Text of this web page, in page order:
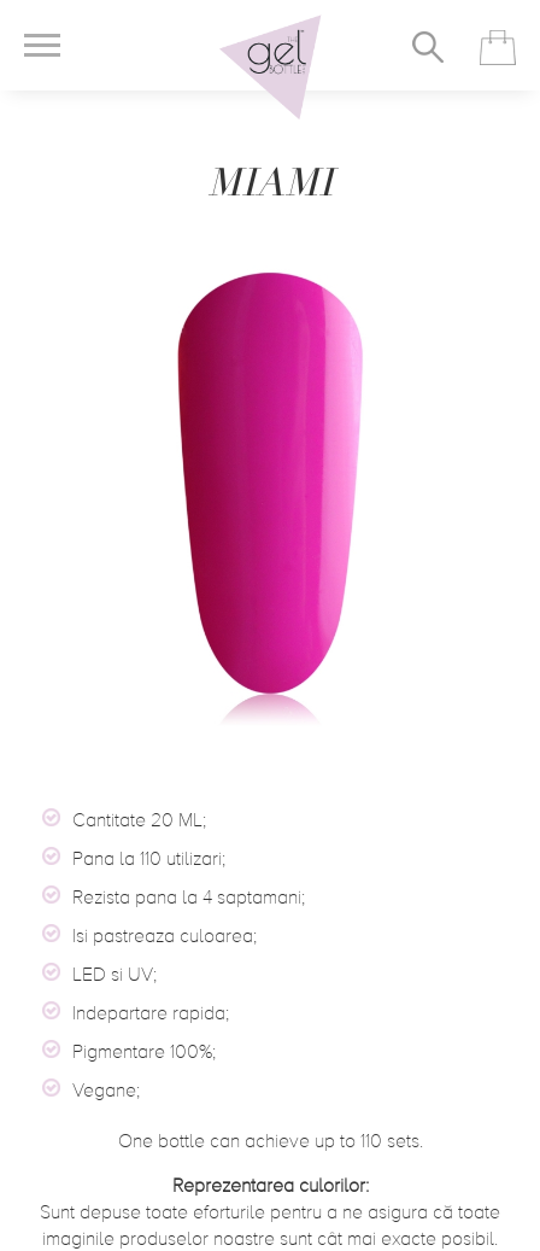
MIAMI
Cantitate 20 ML;
Pana la 110 utilizari;
Rezista pana la 4 saptamani;
Isi pastreaza culoarea;
LED si UV;
Indepartare rapida;
Pigmentare 100%;
Vegane;
One bottle can achieve up to 110 sets.
Reprezentarea culorilor:
Sunt depuse toate eforturile pentru a ne asigura că toate
imaginile produselor noastre sunt cât mai exacte posibil.